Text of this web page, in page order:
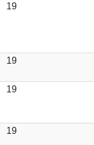
19
19
19
19